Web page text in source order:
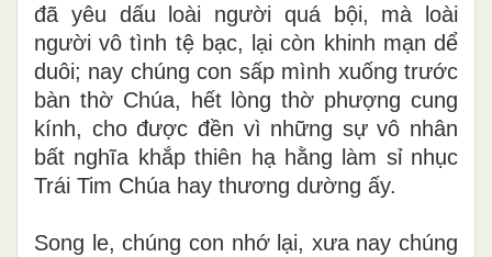
đã yêu dấu loài người quá bội, mà loài
người vô tình tệ bạc, lại còn khinh mạn dể
duôi; nay chúng con sấp mình xuống trước
bàn thờ Chúa, hết lòng thờ phượng cung
kính, cho được đền vì những sự vô nhân
bất nghĩa khắp thiên hạ hằng làm sỉ nhục
Trái Tim Chúa hay thương dường ấy.
Song le, chúng con nhớ lại, xưa nay chúng